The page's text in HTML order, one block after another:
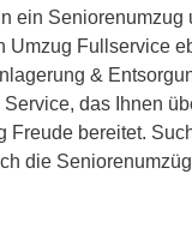
ein Seniorenumzug
Umzug Fullservice
&
das Ihnen
Freude bereitet.
die